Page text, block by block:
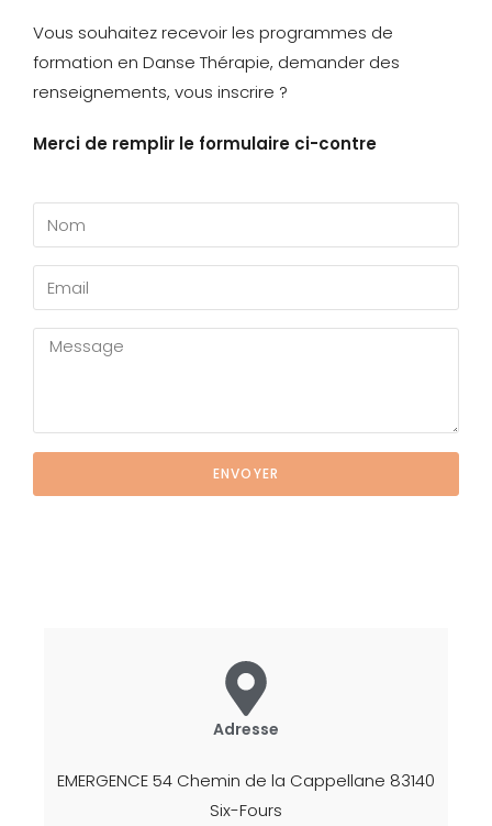
Vous souhaitez recevoir les programmes de
formation en Danse Thérapie, demander des
renseignements, vous inscrire ?
Merci de remplir le formulaire ci-contre
ENVOYER
Adresse
EMERGENCE 54 Chemin de la Cappellane 83140
Six-Fours